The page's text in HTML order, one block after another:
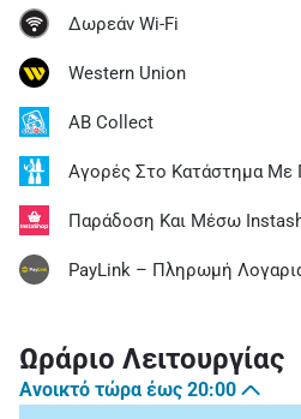
Δωρεάν Wi-Fi
Western Union
AB Collect
Αγορές Στο Κατάστημα Με
Παράδοση Και Μέσω
PayLink – Πληρωμή
Ωράριο Λειτουργίας
Ανοικτό τώρα έως 20:00